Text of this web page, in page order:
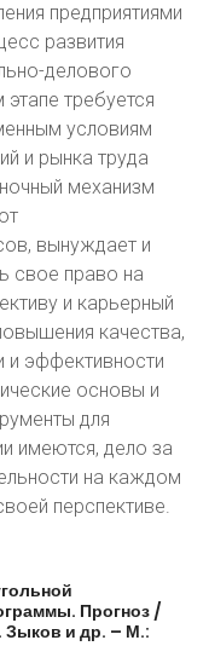
предприятиями
развития
делового
требуется
условиям
и рынка труда
механизм
вынуждает и
свое право на
и карьерный
качества,
и эффективности
основы и
для
имеются, дело за
на каждом
перспективе.
Прогноз /
Зыков и др. – М.: